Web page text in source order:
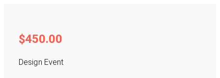
$450.00
Design Event